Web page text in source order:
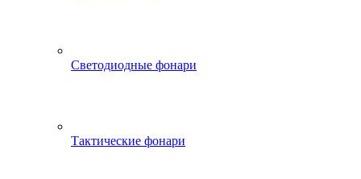
Светодиодные фонари
Тактические фонари